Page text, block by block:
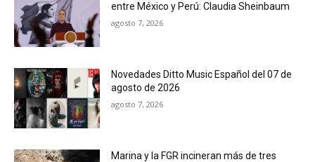
entre México y Perú: Claudia Sheinbaum
agosto 7, 2026
Novedades Ditto Music Español del 07 de
agosto de 2026
agosto 7, 2026
Marina y la FGR incineran más de tres